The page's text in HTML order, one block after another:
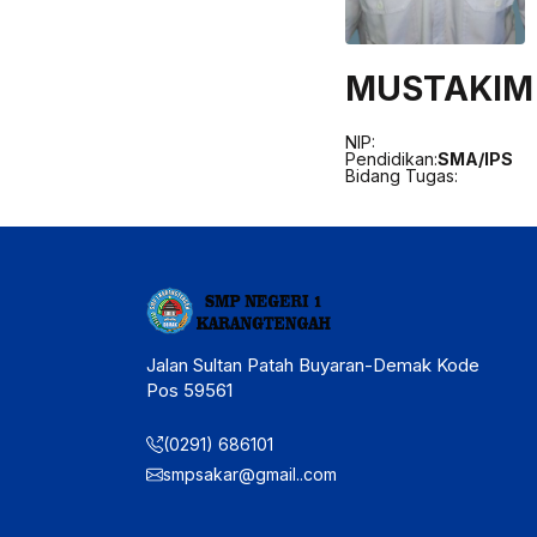
MUSTAKIM
NIP:
Pendidikan:SMA/IPS
Bidang Tugas:
Jalan Sultan Patah Buyaran-Demak Kode
Pos 59561
(0291) 686101
smpsakar@gmail..com